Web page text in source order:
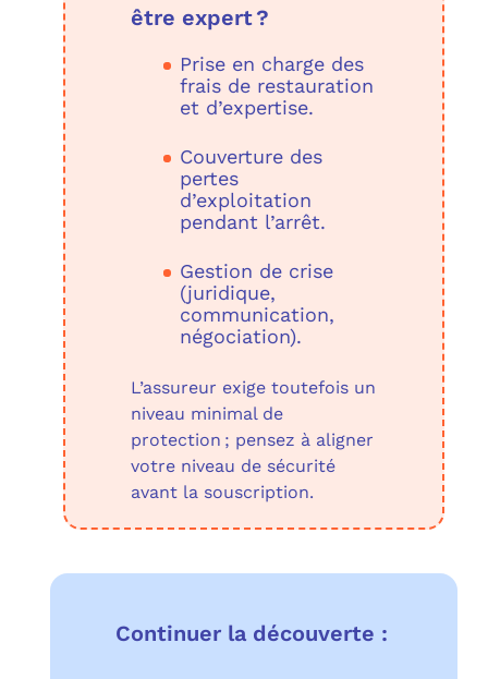
être expert ?
Prise en charge des
frais de restauration
et d’expertise.
Couverture des
pertes
d’exploitation
pendant l’arrêt.
Gestion de crise
(juridique,
communication,
négociation).
L’assureur exige toutefois un
niveau minimal de
protection ; pensez à aligner
votre niveau de sécurité
avant la souscription.
Continuer la découverte :